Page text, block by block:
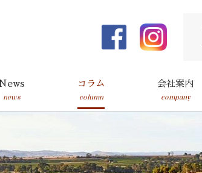
News
news
コラム
column
会社案内
company